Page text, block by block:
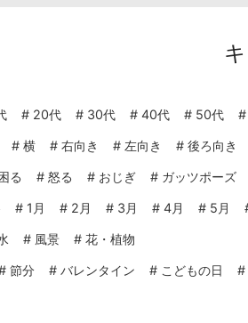
# 20代 # 30代 # 40代 # 50代 #
# 横 # 右向き # 左向き # 後ろ向き
る # 怒る # おじぎ # ガッツポーズ
# 1月 # 2月 # 3月 # 4月 # 5月
# 風景 # 花・植物
節分 # バレンタイン # こどもの日 #